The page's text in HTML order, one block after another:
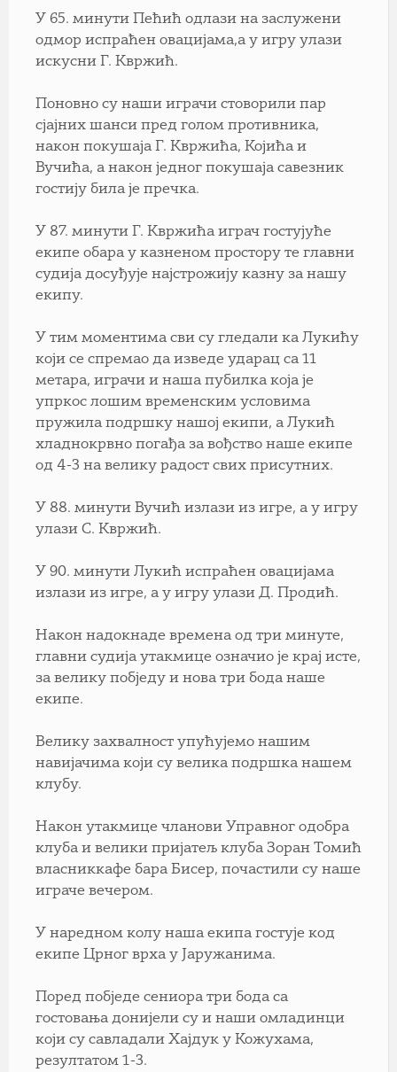
У 65. минути Пећић одлази на заслужени
одмор испраћен овацијама,а у игру улази
искусни Г. Квржић.
Поновно су наши играчи стоворили пар
сјајних шанси пред голом противника,
након покушаја Г. Квржића, Којића и
Вучића, а након једног покушаја савезник
гостију била је пречка.
У 87. минути Г. Квржића играч гостујуће
екипе обара у казненом простору те главни
судија досуђује најстрожију казну за нашу
екипу.
У тим моментима сви су гледали ка Лукићу
који се спремао да изведе ударац са 11
метара, играчи и наша пубилка која је
упркос лошим временским условима
пружила подршку нашој екипи, а Лукић
хладнокрвно погађа за вођство наше екипе
од 4-3 на велику радост свих присутних.
У 88. минути Вучић излази из игре, а у игру
улази С. Квржић.
У 90. минути Лукић испраћен овацијама
излази из игре, а у игру улази Д. Продић.
Након надокнаде времена од три минуте,
главни судија утакмице означио је крај исте,
за велику побједу и нова три бода наше
екипе.
Велику захвалност упућујемо нашим
навијачима који су велика подршка нашем
клубу.
Након утакмице чланови Управног одобра
клуба и велики пријатељ клуба Зоран Томић
власниккафе бара Бисер, почастили су наше
играче вечером.
У наредном колу наша екипа гостује код
екипе Црног врха у Јаружанима.
Поред побједе сениора три бода са
гостовања донијели су и наши омладинци
који су савладали Хајдук у Кожухама,
резултатом 1-3.